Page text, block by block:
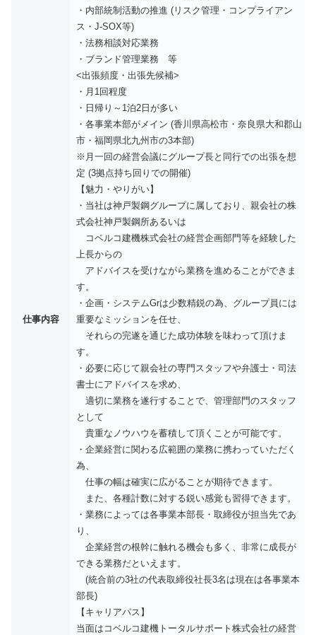
仕事内容
・内部統制活動の推進 (リスク管理・コンプライアン
ス・J-SOX等)
・法務相談対応業務
・ブランド管理業務 等
<出張頻度・出張先候補>
・月1回程度
・日帰り～1泊2日が多い
・各事業本部がメイン (香川県高松市・奈良県大和郡山
市・福岡県北九州市の3本部)
※月一回の経営会議にグループ長と同行での出張を想
定 (3拠点持ち回りでの開催)
【魅力・やりがい】
・当社は神戸製鋼グループに属しており、親会社の株
式会社神戸製鋼所あるいは
コベルコ建機株式会社の経営企画部門等を経験した
上長からの
アドバイスを受けながら業務を進めることができま
す。
・企画・システムGrは少数精鋭の為、グループ員には
重要なミッションを任せ、
それらの完遂を通じた成功体験を味わって頂けま
す。
・必要に応じて親会社の専門スタッフや弁護士・司法
書士にアドバイスを求め、
適切に業務を遂行することで、管理部門のスタッフ
として
貴重なノウハウを蓄積して頂くことが可能です。
・企業経営に関わる広範囲の業務に携わっていただく
為、
仕事の幅は確実に広がることが期待できます。
また、各種計数に対する鋭い感覚も習得できます。
・業務によっては各事業本部長・取締役が担当先であ
り、
企業経営の根幹に触れる機会も多く、非常に成長が
できる業務だといえます。
(統合前の3社の代表取締役社長3名は現在は各事業本
部長)
【キャリアパス】
当面はコベルコ建機トータルサポート株式会社の経営